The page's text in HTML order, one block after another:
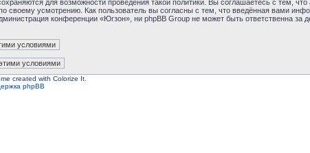
для возможности проведения такой политики. Вы соглашаетесь с тем,
усмотрению. Как пользователь вы согласны с тем, что введённая вами
конференции «Югзон», ни phpBB Group не может быть ответственна за
created with Colorize It.
phpBB